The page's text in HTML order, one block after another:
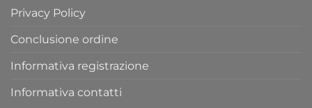
Privacy Policy
Conclusione ordine
Informativa registrazione
Informativa contatti